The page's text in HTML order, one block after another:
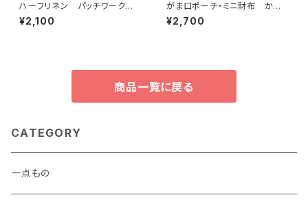
ハーフリネン パッチワークの
巾着ポーチ ピンク/グリーン/
ホワイト
¥2,100
がま口ポーチ・ミニ財布 かぼ
ちゃ柄 水色×赤
¥2,700
商品一覧に戻る
CATEGORY
一点もの